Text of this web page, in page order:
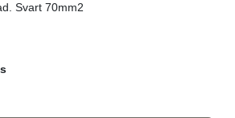
Svart 70mm2
ST